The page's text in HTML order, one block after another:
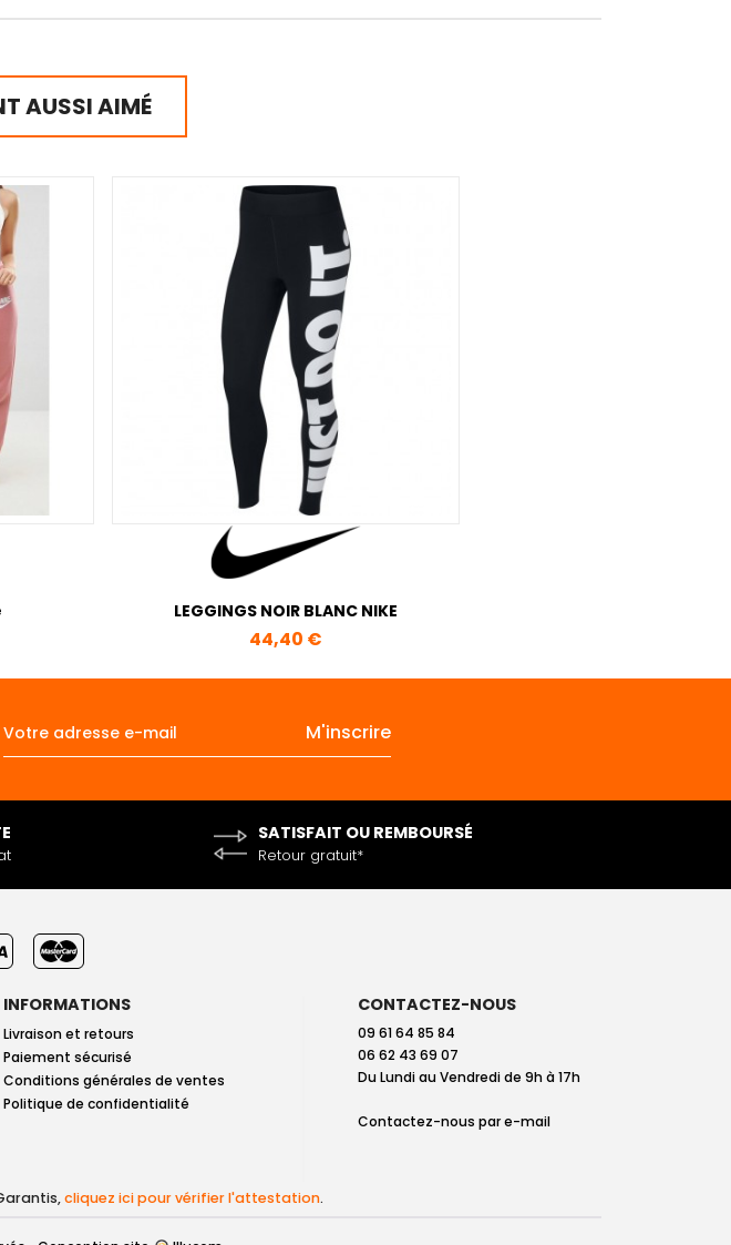
AUSSI AIMÉ
LEGGINGS NOIR BLANC NIKE
Prix
44,40 €
SATISFAIT OU REMBOURSÉ
Retour gratuit*
INFORMATIONS
Livraison et retours
Paiement sécurisé
Conditions générales de ventes
Politique de confidentialité
CONTACTEZ-NOUS
09 61 64 85 84
06 62 43 69 07
Du Lundi au Vendredi de 9h à 17h
Contactez-nous pare-mail
cliquez ici pour vérifier l'attestation.